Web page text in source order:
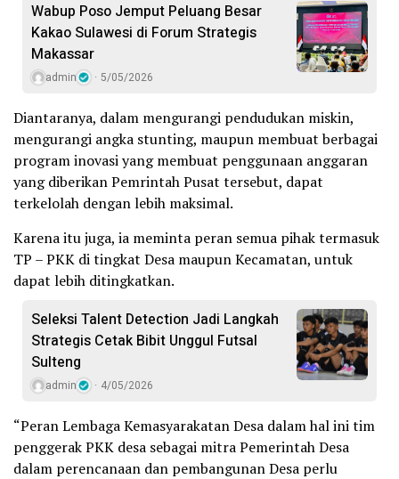
Wabup Poso Jemput Peluang Besar
Kakao Sulawesi di Forum Strategis
Makassar
admin 5/05/2026
Diantaranya, dalam mengurangi pendudukan miskin,
mengurangi angka stunting, maupun membuat berbagai
program inovasi yang membuat penggunaan anggaran
yang diberikan Pemrintah Pusat tersebut, dapat
terkelolah dengan lebih maksimal.
Karena itu juga, ia meminta peran semua pihak termasuk
TP – PKK di tingkat Desa maupun Kecamatan, untuk
dapat lebih ditingkatkan.
Seleksi Talent Detection Jadi Langkah
Strategis Cetak Bibit Unggul Futsal
Sulteng
admin 4/05/2026
“Peran Lembaga Kemasyarakatan Desa dalam hal ini tim
penggerak PKK desa sebagai mitra Pemerintah Desa
dalam perencanaan dan pembangunan Desa perlu